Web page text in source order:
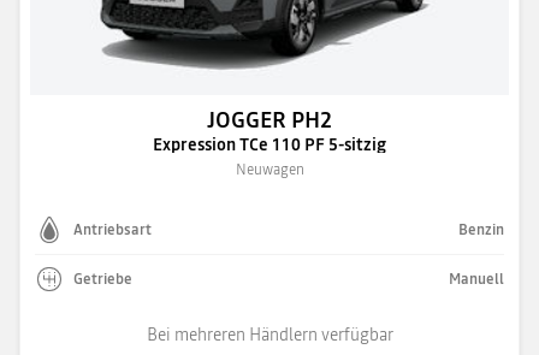
JOGGER PH2
Expression TCe 110 PF 5-sitzig
Neuwagen
Antriebsart Benzin
Getriebe Manuell
Bei mehreren Händlern verfügbar